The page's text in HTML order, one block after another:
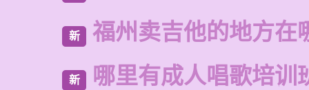
新 福州卖吉他的地方在
新 哪里有成人唱歌培训